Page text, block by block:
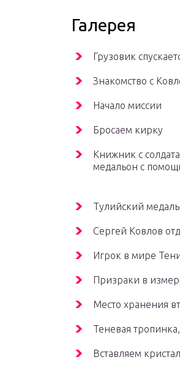
Галерея
Грузовик
Знакомство с
Начало миссии
Бросаем кирку
Книжник с
медальон с
Тулийский
Сергей Ковлов
Игрок в мире
Призраки в
Место хранения
Теневая
Вставляем